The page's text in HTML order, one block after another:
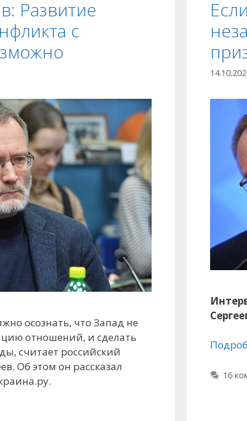
Развитие
с
осознать, что Запад не
отношений, и сделать
считает российский
Об этом он рассказал
16